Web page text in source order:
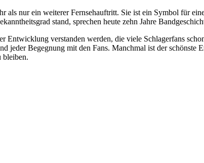
nur ein weiterer Fernsehauftritt. Sie ist ein Symbol für
stand, sprechen heute zehn Jahre
Entwicklung verstanden werden, die viele Schlagerfans
jeder Begegnung mit den Fans. Manchmal ist der
bleiben.